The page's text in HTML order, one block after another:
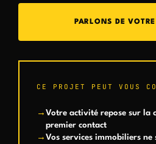
PARLONS DE
CE PROJET PEUT VOUS
Votre activité repose sur la
premier contact
Vos services immobiliers ne